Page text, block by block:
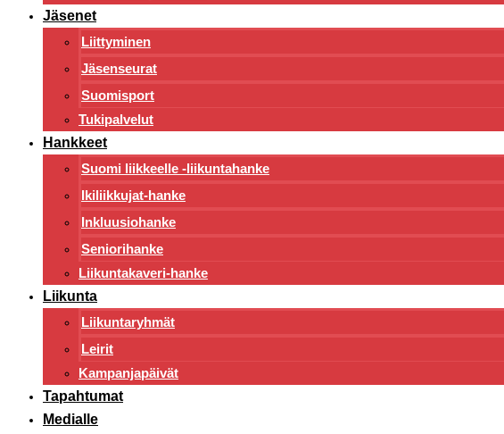
Jäsenet
Liittyminen
Jäsenseurat
Suomisport
Tukipalvelut
Hankkeet
Suomi liikkeelle -liikuntahanke
Ikiliikkujat-hanke
Inkluusiohanke
Seniorihanke
Liikuntakaveri-hanke
Liikunta
Liikuntaryhmät
Leirit
Kampanjapäivät
Tapahtumat
Medialle